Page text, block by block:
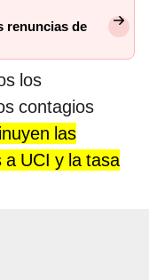
renuncias de
los
contagios
las
UCI y la tasa